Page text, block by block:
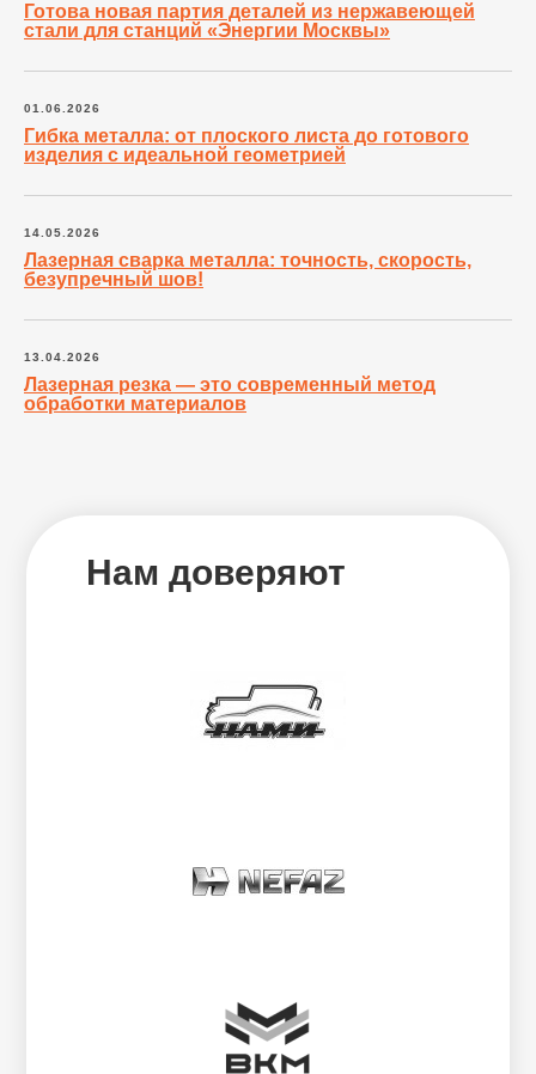
Готова новая партия деталей из нержавеющей
стали для станций «Энергии Москвы»
01.06.2026
Гибка металла: от плоского листа до готового
изделия с идеальной геометрией
14.05.2026
Лазерная сварка металла: точность, скорость,
безупречный шов!
13.04.2026
Лазерная резка — это современный метод
обработки материалов
Нам доверяют